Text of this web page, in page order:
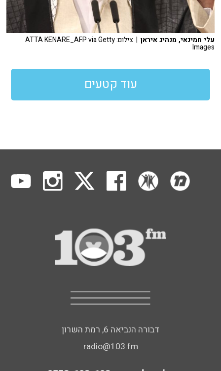
עלי חמינאי, מנהיג איראן | צילום: ATTA KENARE_AFP via Getty
Images
עוד קטעים
דבורה הנביאה 6, רמת השרון
radio@103.fm